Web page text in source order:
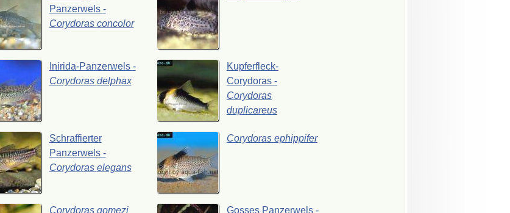
Panzerwels -
Corydoras concolor
Inirida-Panzerwels -
Corydoras delphax
Kupferfleck-
Corydoras -
Corydoras
duplicareus
Schraffierter
Panzerwels -
Corydoras elegans
Corydoras ephippifer
Corydoras gomezi Gosses Panzerwels -